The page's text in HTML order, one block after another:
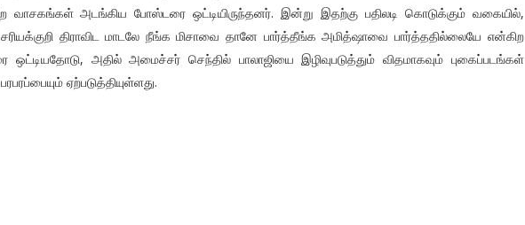
அடங்கிய போஸ்டரை ஒட்டியிருந்தனர். இன்று இதற்கு பதிலடி கொடுக்கும் வகையில்,
திராவிட மாடலே நீங்க மிசாவை தானே பார்த்தீங்க அமித்ஷாவை பார்த்ததில்லையே என்கிற
அதில் அமைச்சர் செந்தில் பாலாஜியை இழிவுபடுத்தும் விதமாகவும் புகைப்படங்கள்
ஏற்படுத்தியுள்ளது.